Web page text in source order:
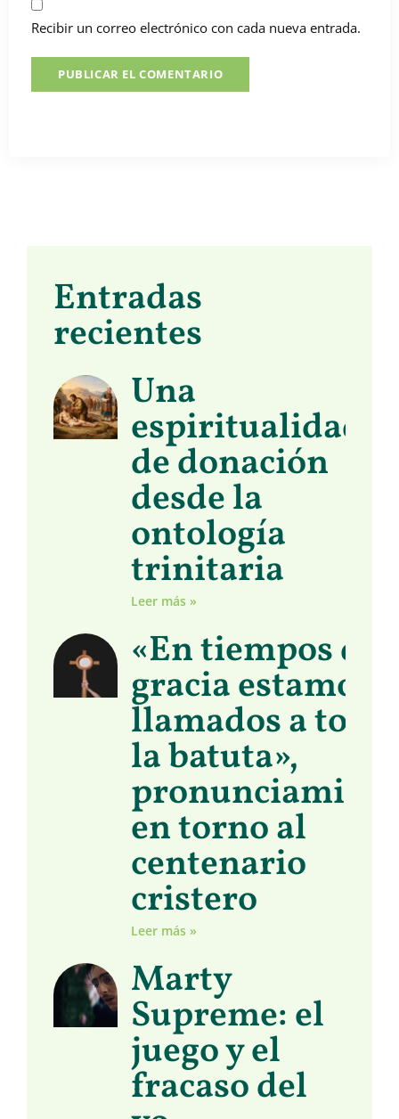
Recibir un correo electrónico con cada nueva entrada.
Entradas
recientes
Una
espiritualidad
de donación
desde la
ontología
trinitaria
Leer más »
«En tiempos de
gracia estamos
llamados a
la batuta»,
en torno al
centenario
cristero
Leer más »
Marty
Supreme: el
juego y el
fracaso del